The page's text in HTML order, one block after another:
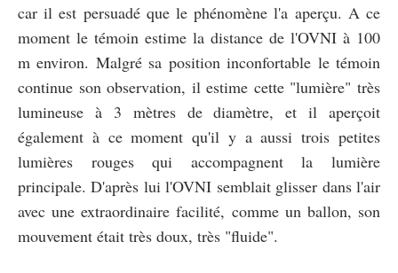
car il est persuadé que le phénomène l'a aperçu. A ce
moment le témoin estime la distance de l'OVNI à 100
m environ. Malgré sa position inconfortable le témoin
continue son observation, il estime cette "lumière" très
lumineuse à 3 mètres de diamètre, et il aperçoit
également à ce moment qu'il y a aussi trois petites
lumières rouges qui accompagnent la lumière
principale. D'après lui l'OVNI semblait glisser dans l'air
avec une extraordinaire facilité, comme un ballon, son
mouvement était très doux, très "fluide".